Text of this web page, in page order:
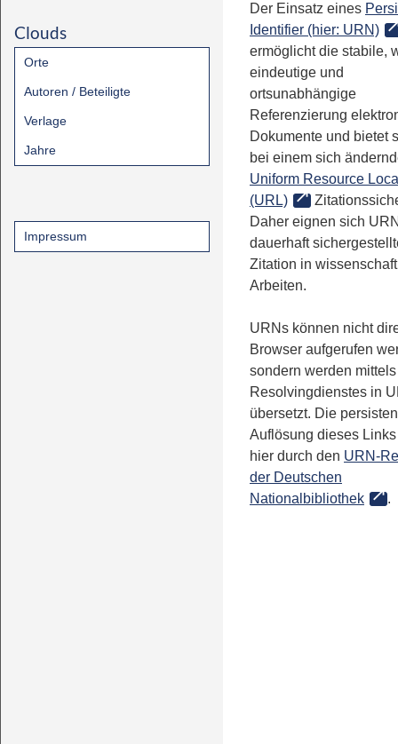
Clouds
Orte
Autoren / Beteiligte
Verlage
Jahre
Impressum
Der Einsatz eines
Identifier (hier: URN)
ermöglicht die stabile,
eindeutige und
ortsunabhängige
Referenzierung
Dokumente und bietet
bei einem sich
Uniform Resource
(URL)
Daher eignen sich
dauerhaft
Zitation in
Arbeiten.
URNs können nicht
Browser aufgerufen
sondern werden
Resolvingdienstes in
übersetzt. Die
Auflösung dieses
hier durch den URN-
der Deutschen
Nationalbibliothek
.